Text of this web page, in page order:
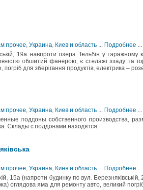
прочее, Украина, Киев и область ... Подробнее ...
19а навпроти озера Тельбін у гаражному
обшитий фанерою, є стелажі ззаду та
для зберігання продуктів, електрика –
прочее, Украина, Киев и область ... Подробнее ...
поддоны собственного производства,
Склады с поддонами находятся.
прочее, Украина, Киев и область ... Подробнее ...
15а (напроти будинку по вул.
оглядова яма для ремонту авто, великий